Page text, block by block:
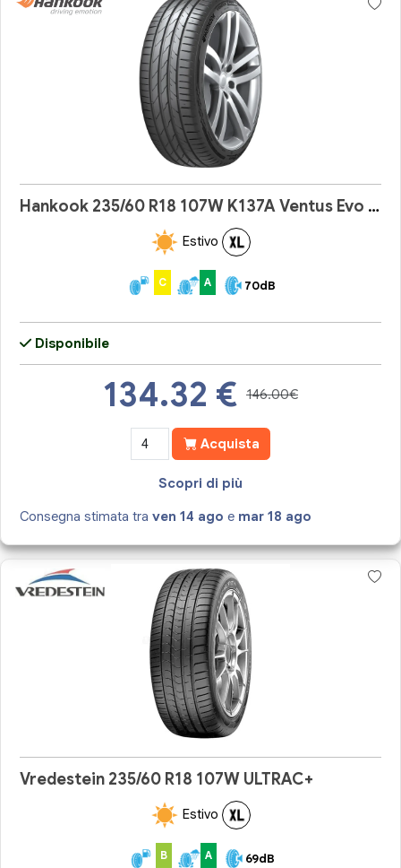
Hankook 235/60 R18 107W K137A Ventus Evo SUV
Estivo
C A 70dB
Disponibile
134.32 € 146.00€
Acquista
Scopri di più
Consegna stimata traven 14 ago e mar 18 ago
Vredestein 235/60 R18 107W ULTRAC+
Estivo
B A 69dB